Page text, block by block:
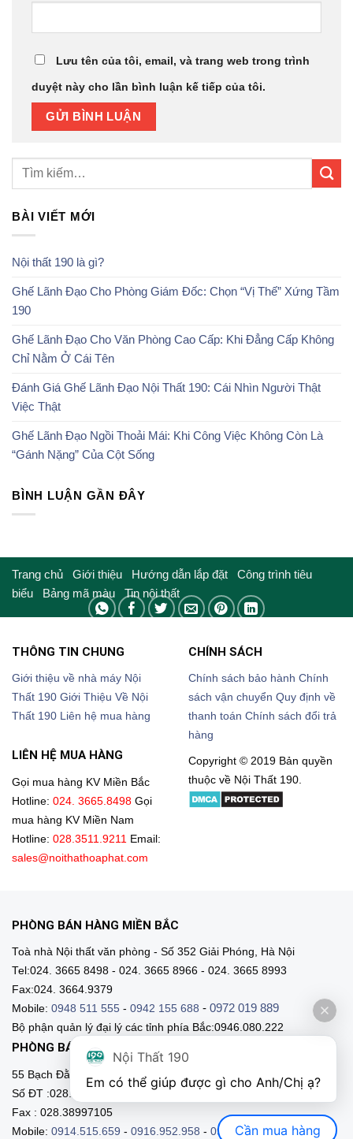
Lưu tên của tôi, email, và trang web trong trình
duyệt này cho lần bình luận kế tiếp của tôi.
BÀI VIẾT MỚI
Nội thất 190 là gì?
Ghế Lãnh Đạo Cho Phòng Giám Đốc: Chọn “Vị Thế” Xứng Tầm
190
Ghế Lãnh Đạo Cho Văn Phòng Cao Cấp: Khi Đẳng Cấp Không
Chỉ Nằm Ở Cái Tên
Đánh Giá Ghế Lãnh Đạo Nội Thất 190: Cái Nhìn Người Thật
Việc Thật
Ghế Lãnh Đạo Ngồi Thoải Mái: Khi Công Việc Không Còn Là
“Gánh Nặng” Của Cột Sống
BÌNH LUẬN GẦN ĐÂY
Trang chủ Giới thiệu Hướng dẫn lắp đặt Công trình tiêu
biểu
Bảng mã màu Tin nội thất
THÔNG TIN CHUNG
Giới thiệu về nhà máy Nội
Thất 190 Giới Thiệu Về Nội
Thất 190 Liên hệ mua hàng
CHÍNH SÁCH
Chính sách bảo hành Chính
sách vận chuyển Quy định về
thanh toán Chính sách đổi trả
hàng
LIÊN HỆ MUA HÀNG
Gọi mua hàng KV Miền Bắc
Hotline: 024. 3665.8498 Gọi
mua hàng KV Miền Nam
Hotline: 028.3511.9211 Email:
sales@noithathoaphat.com
Copyright © 2019 Bản quyền
thuộc về Nội Thất 190.
PHÒNG BÁN HÀNG MIỀN BẮC
Toà nhà Nội thất văn phòng - Số 352 Giải Phóng, Hà Nội
Tel:024. 3665 8498 - 024. 3665 8966 - 024. 3665 8993
Fax:024. 3664.9379
Mobile: 0948 511 555 - 0942 155 688 - 0972 019 889
Bộ phận quản lý đại lý các tỉnh phía Bắc:0946.080.222
PHÒNG BÁN HÀNG MIỀN NAM
55 Bạch Đằng, Phường 15, Q. Bình Thạnh, HCM
Số ĐT :028.3511 9211 - 028.3511.9212
Fax : 028.38997105
Mobile: 0914.515.659 - 0916.952.958 - 0903.331.921
Nội Thất 190
Cần mua hàng